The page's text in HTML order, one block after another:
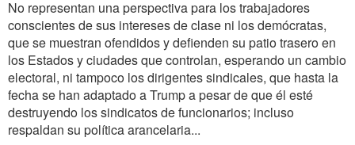
No representan una perspectiva para los trabajadores
conscientes de sus intereses de clase ni los demócratas,
que se muestran ofendidos y defienden su patio trasero en
los Estados y ciudades que controlan, esperando un cambio
electoral, ni tampoco los dirigentes sindicales, que hasta la
fecha se han adaptado a Trump a pesar de que él esté
destruyendo los sindicatos de funcionarios; incluso
respaldan su política arancelaria...